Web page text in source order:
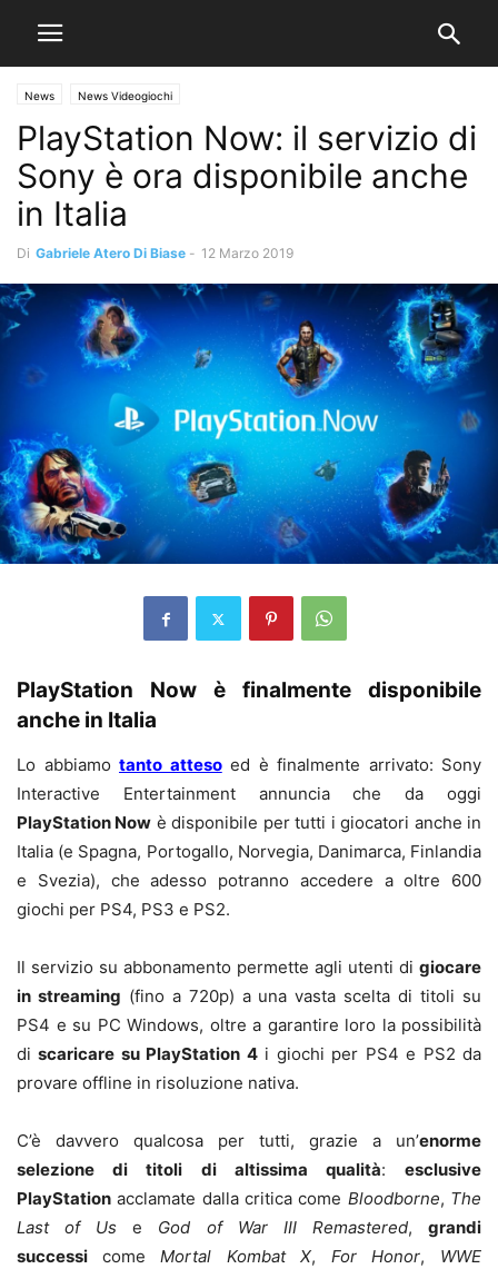
News News Videogiochi
PlayStation Now: il servizio di
Sony è ora disponibile anche
in Italia
Di Gabriele Atero Di Biase - 12 Marzo 2019
PlayStation Now è finalmente disponibile
anche in Italia
Lo abbiamo tanto attesoed è finalmente arrivato: Sony
Interactive Entertainment annuncia che da oggi
PlayStation Now è disponibile per tutti i giocatori anche in
Italia (e Spagna, Portogallo, Norvegia, Danimarca, Finlandia
e Svezia), che adesso potranno accedere a oltre 600
giochi per PS4, PS3 e PS2.
Il servizio su abbonamento permette agli utenti di giocare
in streaming (fino a 720p) a una vasta scelta di titoli su
PS4 e su PC Windows, oltre a garantire loro la possibilità
discaricare su PlayStation 4i giochi per PS4 e PS2 da
provare offline in risoluzione nativa.
C’è davvero qualcosa per tutti, grazie a un’enorme
selezione di titoli di altissima qualità:esclusive
PlayStation acclamate dalla critica come Bloodborne, The
Last of Us e God of War III Remastered,grandi
successi comeMortal Kombat X, For Honor, WWE